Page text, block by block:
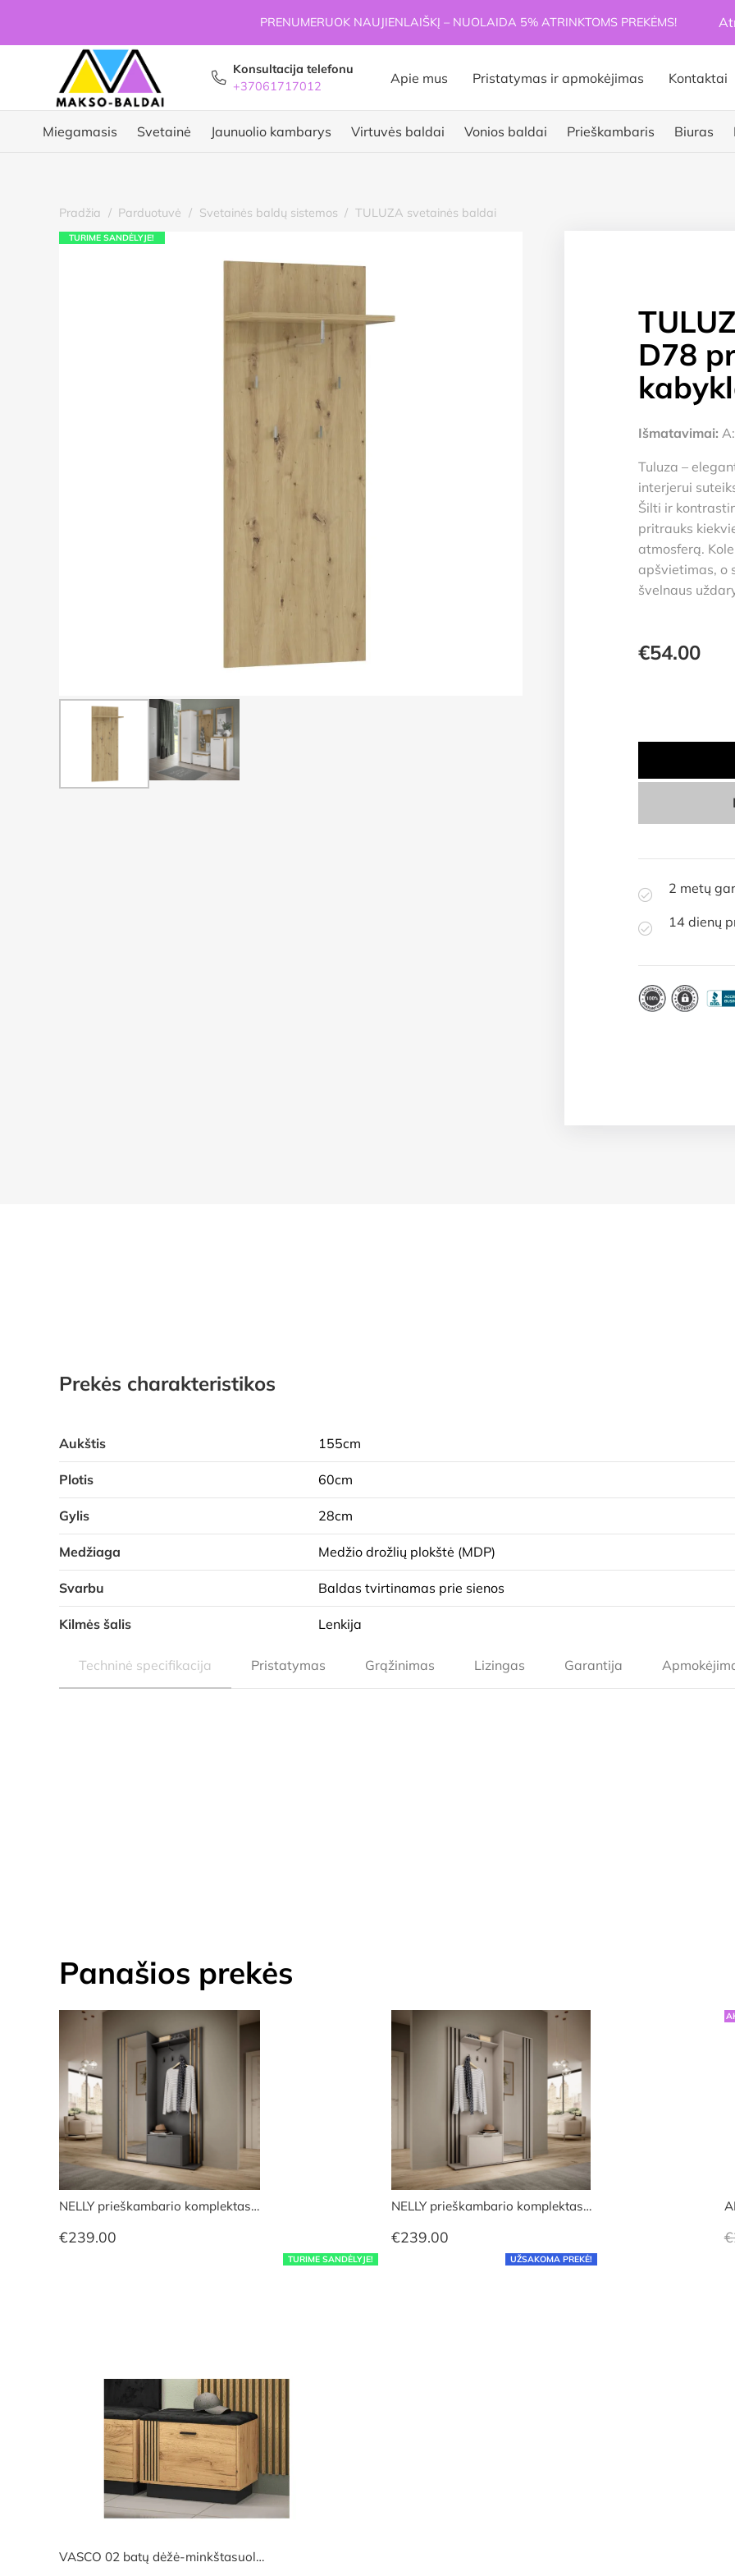
PRENUMERUOK NAUJIENLAIŠKĮ – NUOLAIDA 5% ATRINKTOMS PREKĖMS!
Konsultacija telefonu
+37061717012
Apie mus Pristatymas ir apmokėjimas Kontaktai
Miegamasis Svetainė Jaunuolio kambarys Virtuvės baldai Vonios baldai Prieškambaris Biuras
Pradžia / Parduotuvė / Svetainės baldų sistemos / TULUZA svetainės baldai
TURIME SANDĖLYJE!
D78
Išmatavimai:
Tuluza –
interjerui
Šilti ir
pritrauks
atmosferą.
apšvietimas, o
švelnaus
€54.00
2 metų
14 dienų
Prekės charakteristikos
Aukštis 155cm
Plotis 60cm
Gylis 28cm
Medžiaga Medžio drožlių plokštė (MDP)
Svarbu Baldas tvirtinamas prie sienos
Kilmės šalis Lenkija
Techninė specifikacija Pristatymas Grąžinimas Lizingas Garantija
Panašios prekės
TURIME SANDĖLYJE!
NELLY prieškambario komplektas…
€239.00
UŽSAKOMA PREKĖ!
NELLY prieškambario komplektas…
€239.00 €
VASCO 02 batų dėžė-minkštasuol…